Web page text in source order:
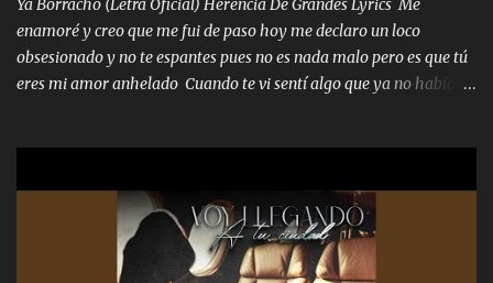
que estaban muy raros me gritaba a donde tienes el clavo Yo me
enfiesto me gusta vivir en grande más me cuido me gusta ser
responsable hay rateros envidiosos que no falten mi dios es grande
me cuida de las maldades Pa el equipo aquí le mando un abrazo
Ya Borracho (Letra Oficial) Herencia De Grandes Lyrics Me
enamoré y creo que me fui de paso hoy me declaro un loco
obsesionado y no te espantes pues no es nada malo pero es que tú
eres mi amor anhelado Cuando te vi sentí algo que ya no había
cariño de mi alma Que pa febrero vendré frente a ti con mis
preguntas y digas que sí hacernos novios y verte feliz y muy
contenta como yo por ti Música Pregúntame qué es lo que me
enamora pa describirte unas cuantas horas también pregunta que